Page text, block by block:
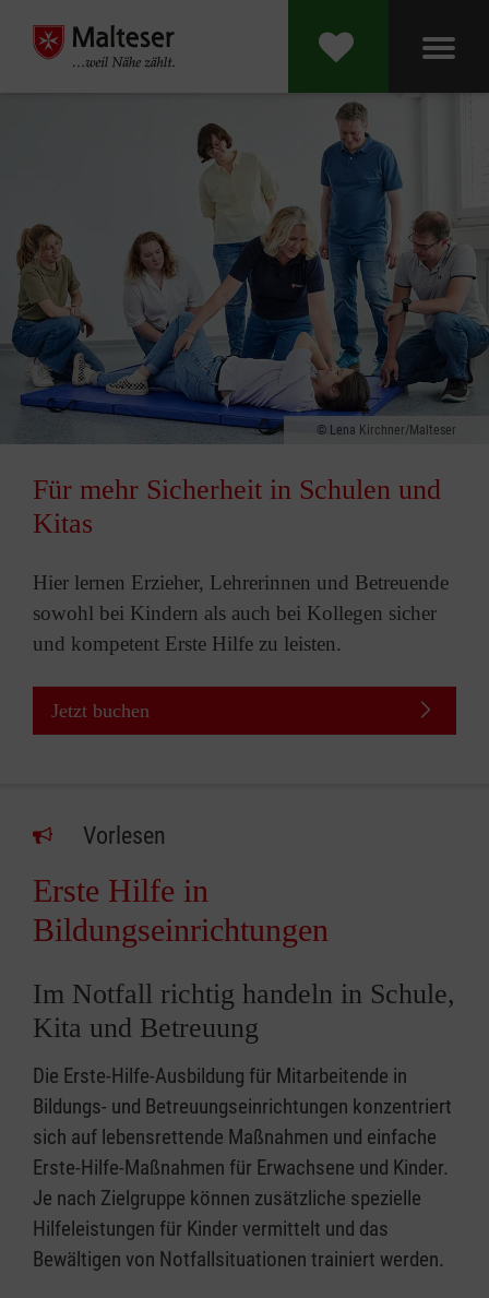
Lena Kirchner/Malteser
Für mehr Sicherheit in Schulen und
Kitas
Hier lernen Erzieher, Lehrerinnen und Betreuende
sowohl bei Kindern als auch bei Kollegen sicher
und kompetent Erste Hilfe zu leisten.
Jetzt buchen
Vorlesen
Erste Hilfe in
Bildungseinrichtungen
Im Notfall richtig handeln in Schule,
Kita und Betreuung
Die Erste-Hilfe-Ausbildung für Mitarbeitende in
Bildungs- und Betreuungseinrichtungen konzentriert
sich auf lebensrettende Maßnahmen und einfache
Erste-Hilfe-Maßnahmen für Erwachsene und Kinder.
Je nach Zielgruppe können zusätzliche spezielle
Hilfeleistungen für Kinder vermittelt und das
Bewältigen von Notfallsituationen trainiert werden.